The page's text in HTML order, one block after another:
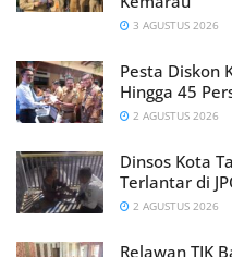
3 AGUSTUS 2026
Pesta Diskon
Hingga 45
2 AGUSTUS 2026
Dinsos Kota
Terlantar di
2 AGUSTUS 2026
Relawan TIK